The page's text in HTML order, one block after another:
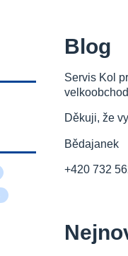
Blog
Servis Kol
Děkuji, že
Bědajanek
+420 732